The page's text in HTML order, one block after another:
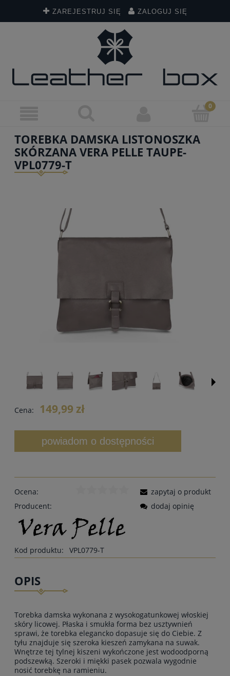
ZAREJESTRUJ SIĘ ZALOGUJ SIĘ
TOREBKA DAMSKA LISTONOSZKA
SKÓRZANA VERA PELLE TAUPE-
VPL0779-T
Cena: 149,99 zł
powiadom o dostępności
Ocena:
Producent:
Kod produktu: VPL0779-T
zapytaj o produkt
dodaj opinię
OPIS
Torebka damska wykonana z wysokogatunkowej włoskiej
skóry licowej. Płaska i smukła forma bez usztywnień
sprawi, że torebka elegancko dopasuje się do Ciebie. Z
tyłu znajduje się szeroka kieszeń zamykana na suwak.
Wnętrze tej tylnej kiszeni wykończone jest wodoodporną
podszewką. Szeroki i miękki pasek pozwala wygodnie
nosić torebkę na ramieniu.